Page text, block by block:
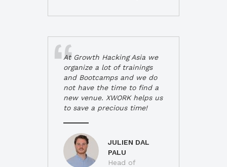
At Growth Hacking Asia we
organize a lot of trainings
and Bootcamps and we do
not have the time to find a
new venue. XWORK helps us
to save a precious time!
JULIEN DAL
PALU
Head of